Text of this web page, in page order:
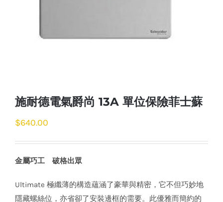
施耐德電氣爵尚 13A 單位保險菲士蘇
$640.00
金屬巧工 破格出眾
Ultimate 極纖薄的構造蘊涵了豪華與精密，它不但巧妙地
隱藏螺絲位，亦省卻了安裝邊框的需要。此優雅而簡約的